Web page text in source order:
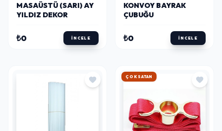
MASAÜSTÜ (SARI) AY
YILDIZ DEKOR
₺0 İNCELE
KONVOY BAYRAK
ÇUBUĞU
₺0 İNCELE
HIZLI KARGO